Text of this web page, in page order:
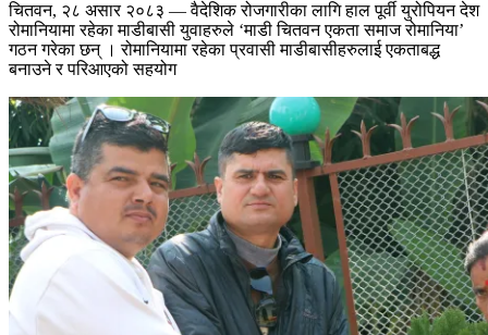
चितवन, २८ असार २०८३ — वैदेशिक रोजगारीका लागि हाल पूर्वी युरोपियन देश
रोमानियामा रहेका माडीबासी युवाहरुले ‘माडी चितवन एकता समाज रोमानिया’
गठन गरेका छन् । रोमानियामा रहेका प्रवासी माडीबासीहरुलाई एकताबद्ध
बनाउने र परिआएको सहयोग